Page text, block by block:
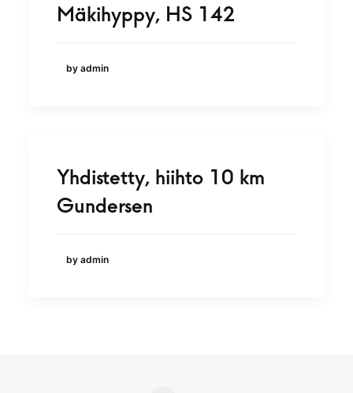
Mäkihyppy, HS 142
by admin
Yhdistetty, hiihto 10 km
Gundersen
by admin